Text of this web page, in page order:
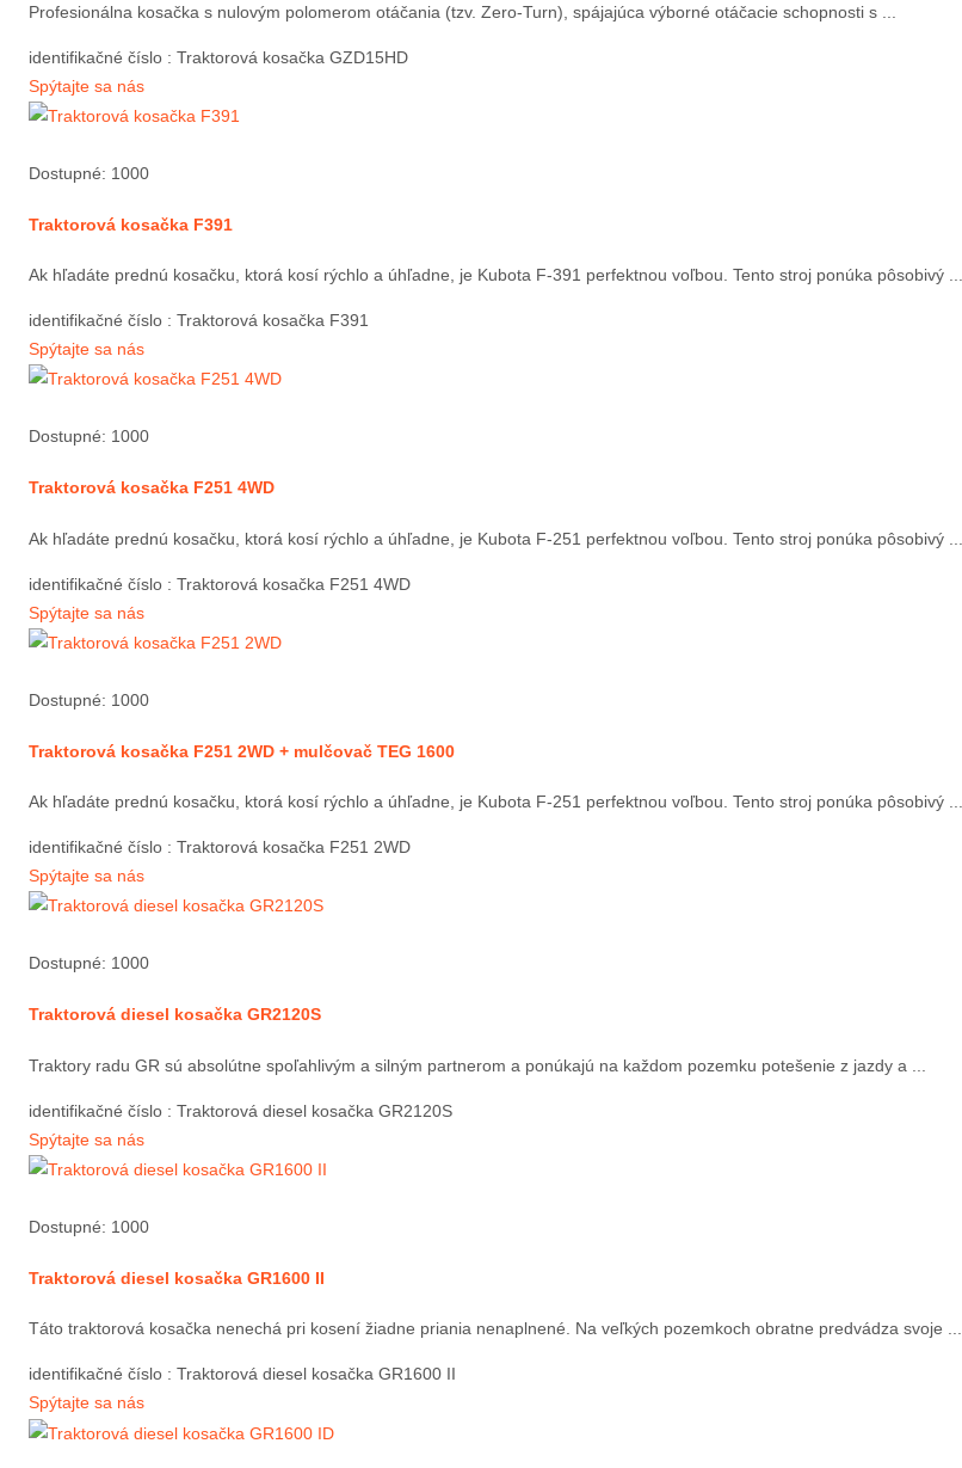
Profesionálna kosačka s nulovým polomerom otáčania (tzv. Zero-Turn), spájajúca výborné otáčacie schopnosti s ...
identifikačné číslo : Traktorová kosačka GZD15HD
Spýtajte sa nás
Dostupné: 1000
Traktorová kosačka F391
Ak hľadáte prednú kosačku, ktorá kosí rýchlo a úhľadne, je Kubota F-391 perfektnou voľbou. Tento stroj ponúka pôsobivý ...
identifikačné číslo : Traktorová kosačka F391
Spýtajte sa nás
Dostupné: 1000
Traktorová kosačka F251 4WD
Ak hľadáte prednú kosačku, ktorá kosí rýchlo a úhľadne, je Kubota F-251 perfektnou voľbou. Tento stroj ponúka pôsobivý ...
identifikačné číslo : Traktorová kosačka F251 4WD
Spýtajte sa nás
Dostupné: 1000
Traktorová kosačka F251 2WD + mulčovač TEG 1600
Ak hľadáte prednú kosačku, ktorá kosí rýchlo a úhľadne, je Kubota F-251 perfektnou voľbou. Tento stroj ponúka pôsobivý ...
identifikačné číslo : Traktorová kosačka F251 2WD
Spýtajte sa nás
Dostupné: 1000
Traktorová diesel kosačka GR2120S
Traktory radu GR sú absolútne spoľahlivým a silným partnerom a ponúkajú na každom pozemku potešenie z jazdy a ...
identifikačné číslo : Traktorová diesel kosačka GR2120S
Spýtajte sa nás
Dostupné: 1000
Traktorová diesel kosačka GR1600 II
Táto traktorová kosačka nenechá pri kosení žiadne priania nenaplnené. Na veľkých pozemkoch obratne predvádza svoje ...
identifikačné číslo : Traktorová diesel kosačka GR1600 II
Spýtajte sa nás